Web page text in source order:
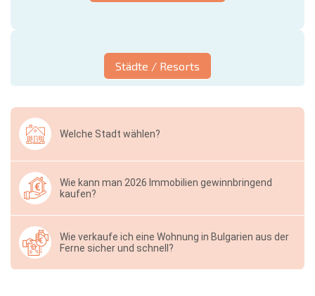
Städte / Resorts
Welche Stadt wählen?
Wie kann man 2026 Immobilien gewinnbringend
kaufen?
Wie verkaufe ich eine Wohnung in Bulgarien aus der
Ferne sicher und schnell?